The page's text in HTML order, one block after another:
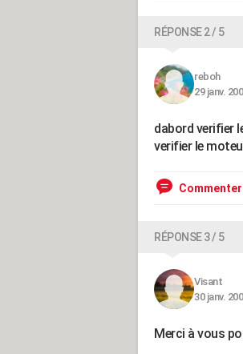
RÉPONSE 2 / 5
reboh
29 janv.
dabord verifier
verifier le
Commenter
RÉPONSE 3 / 5
Visant
30 janv.
Merci à vous